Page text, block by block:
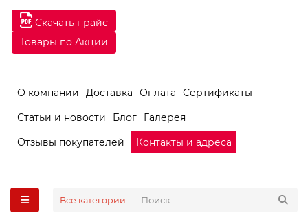
Скачать прайс
Товары по Акции
О компании Доставка Оплата
Сертификаты
Статьи и новости
Блог
Галерея
Отзывы покупателей
Контакты и адреса
Все категории